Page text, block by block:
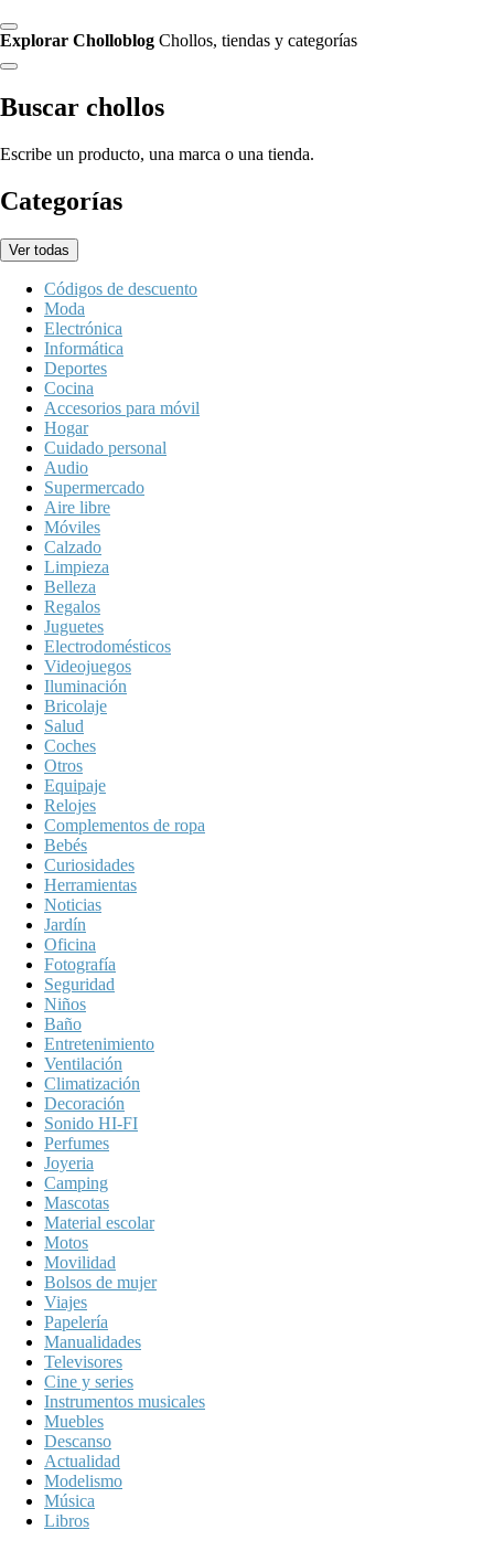
Explorar Cholloblog Chollos, tiendas y categorías
Buscar chollos
Escribe un producto, una marca o una tienda.
Categorías
Ver todas
Códigos de descuento
Moda
Electrónica
Informática
Deportes
Cocina
Accesorios para móvil
Hogar
Cuidado personal
Audio
Supermercado
Aire libre
Móviles
Calzado
Limpieza
Belleza
Regalos
Juguetes
Electrodomésticos
Videojuegos
Iluminación
Bricolaje
Salud
Coches
Otros
Equipaje
Relojes
Complementos de ropa
Bebés
Curiosidades
Herramientas
Noticias
Jardín
Oficina
Fotografía
Seguridad
Niños
Baño
Entretenimiento
Ventilación
Climatización
Decoración
Sonido HI-FI
Perfumes
Joyeria
Camping
Mascotas
Material escolar
Motos
Movilidad
Bolsos de mujer
Viajes
Papelería
Manualidades
Televisores
Cine y series
Instrumentos musicales
Muebles
Descanso
Actualidad
Modelismo
Música
Libros